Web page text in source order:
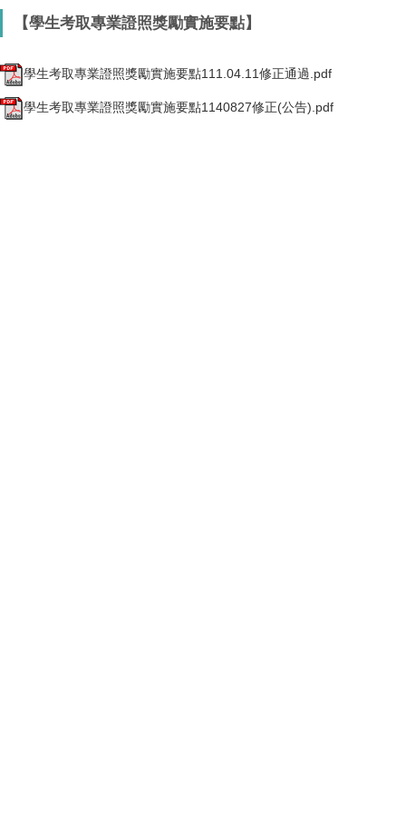
【學生考取專業證照獎勵實施要點】
學生考取專業證照獎勵實施要點111.04.11修正通過.pdf
學生考取專業證照獎勵實施要點1140827修正(公告).pdf